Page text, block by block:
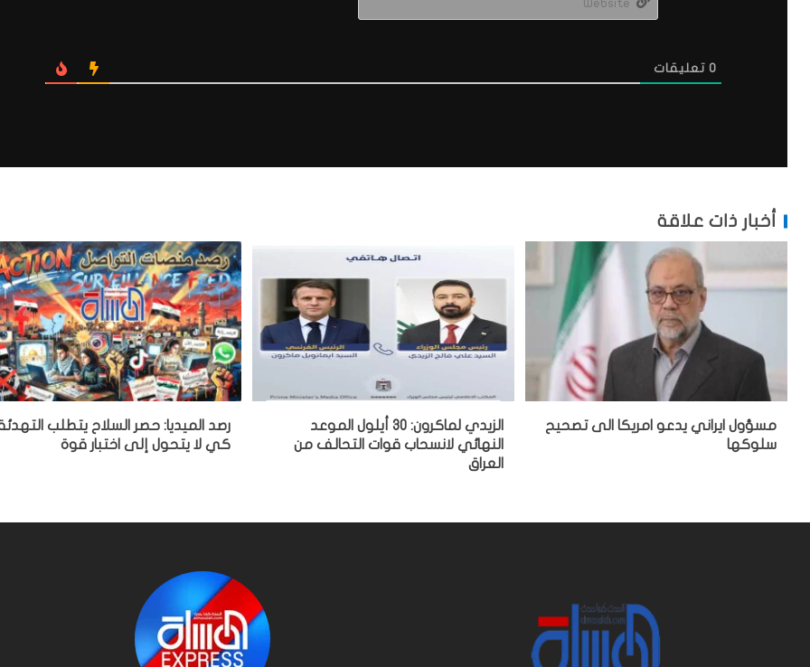
0 تعليقات
أخبار ذات علاقة
مسؤول ايراني يدعو امريكا الى تصحيح
سلوكها
الزيدي لماكرون: 30 أيلول الموعد
النهائي لانسحاب قوات التحالف من
العراق
رصد الميديا: حصر السلاح يتطلب
كي لا يتحول إلى اختبار قوة